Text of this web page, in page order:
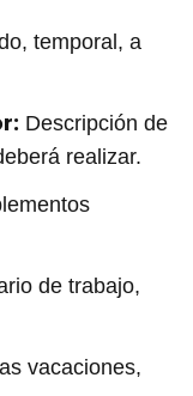
temporal, a
Descripción de
realizar.
de trabajo,
vacaciones,